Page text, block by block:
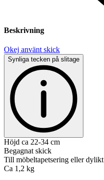
Beskrivning
Okej använt skick
Synliga tecken på slitage
Höjd ca 22-34 cm
Begagnat skick
Till möbeltapetsering eller dylikt
Ca 1,2 kg